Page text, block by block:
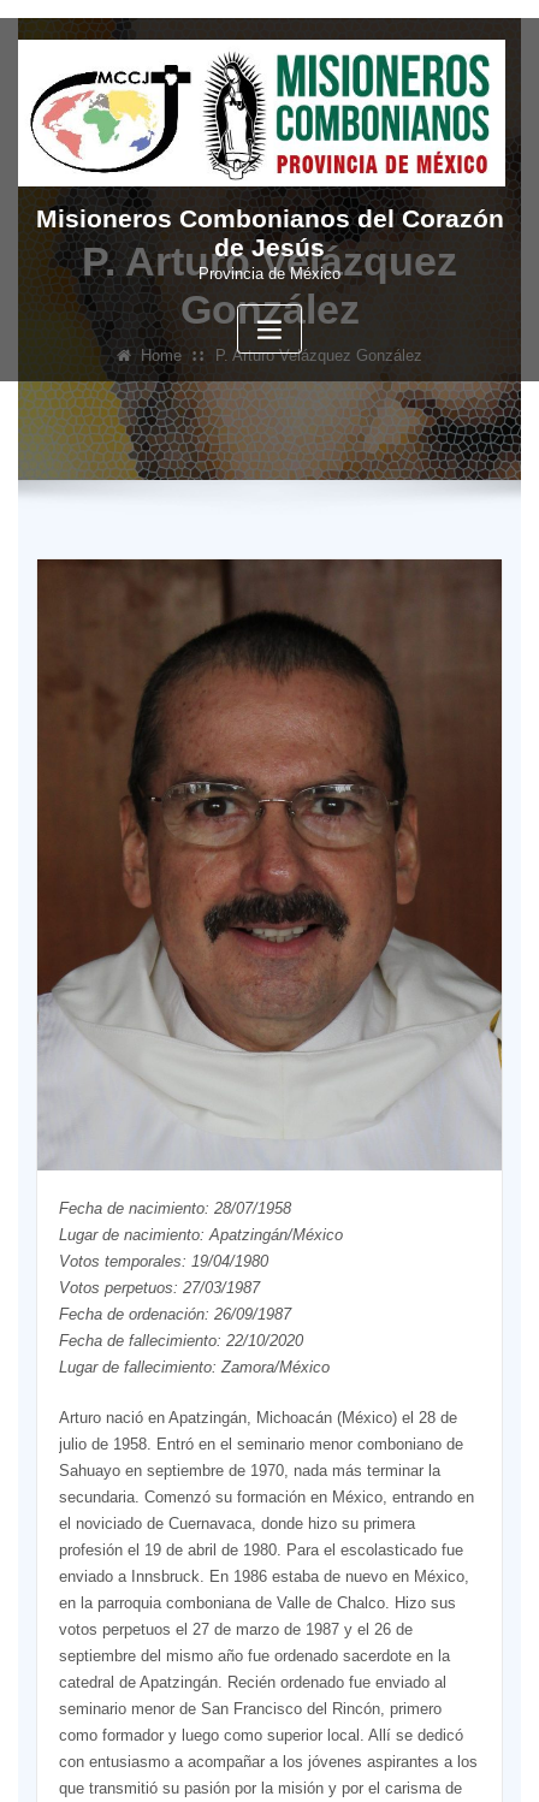
Skip
content
Misioneros Combonianos del Corazón
de Jesús
Provincia de México
P. Arturo Velázquez
González
Home P. Arturo Velázquez González
Fecha de nacimiento: 28/07/1958
Lugar de nacimiento: Apatzingán/México
Votos temporales: 19/04/1980
Votos perpetuos: 27/03/1987
Fecha de ordenación: 26/09/1987
Fecha de fallecimiento: 22/10/2020
Lugar de fallecimiento: Zamora/México
Arturo nació en Apatzingán, Michoacán (México) el 28 de
julio de 1958. Entró en el seminario menor comboniano de
Sahuayo en septiembre de 1970, nada más terminar la
secundaria. Comenzó su formación en México, entrando en
el noviciado de Cuernavaca, donde hizo su primera
profesión el 19 de abril de 1980. Para el escolasticado fue
enviado a Innsbruck. En 1986 estaba de nuevo en México,
en la parroquia comboniana de Valle de Chalco. Hizo sus
votos perpetuos el 27 de marzo de 1987 y el 26 de
septiembre del mismo año fue ordenado sacerdote en la
catedral de Apatzingán. Recién ordenado fue enviado al
seminario menor de San Francisco del Rincón, primero
como formador y luego como superior local. Allí se dedicó
con entusiasmo a acompañar a los jóvenes aspirantes a los
que transmitió su pasión por la misión y por el carisma de